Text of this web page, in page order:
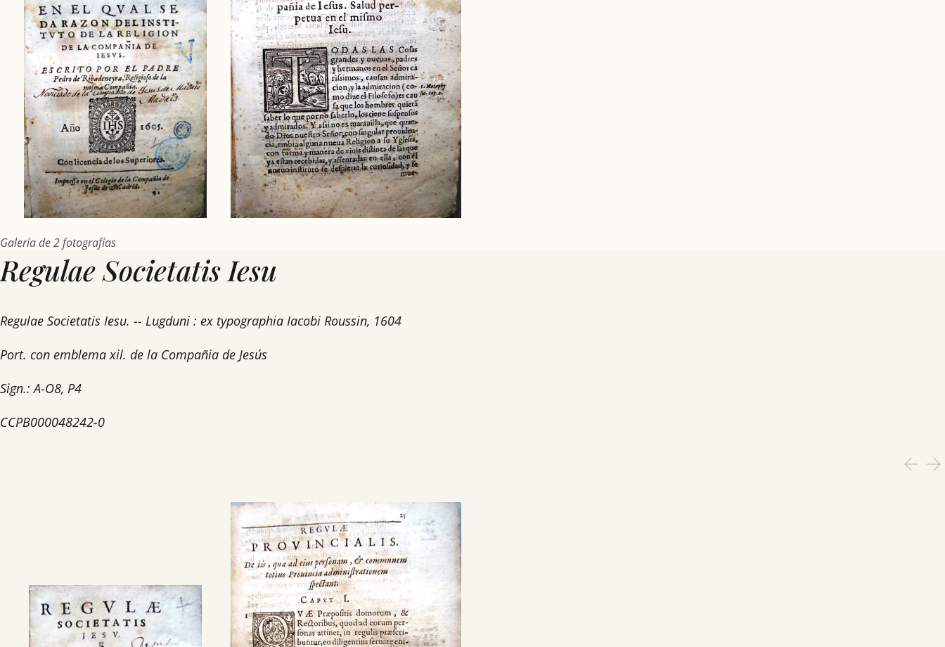
Galería de 2 fotografías
Regulae Societatis Iesu
Regulae Societatis Iesu. -- Lugduni : ex typographia Iacobi Roussin, 1604
Port. con emblema xil. de la Compañia de Jesús
Sign.: A-O8, P4
CCPB000048242-0